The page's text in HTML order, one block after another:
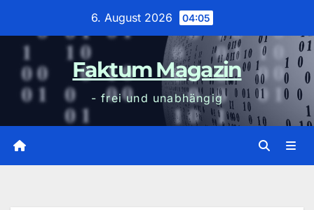
6. August 2026 04:05
Faktum Magazin
- frei und unabhängig